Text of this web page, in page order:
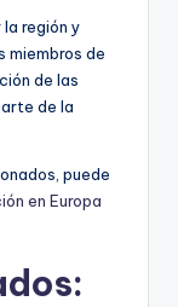
región y
miembros de
de las
de la
puede
en Europa